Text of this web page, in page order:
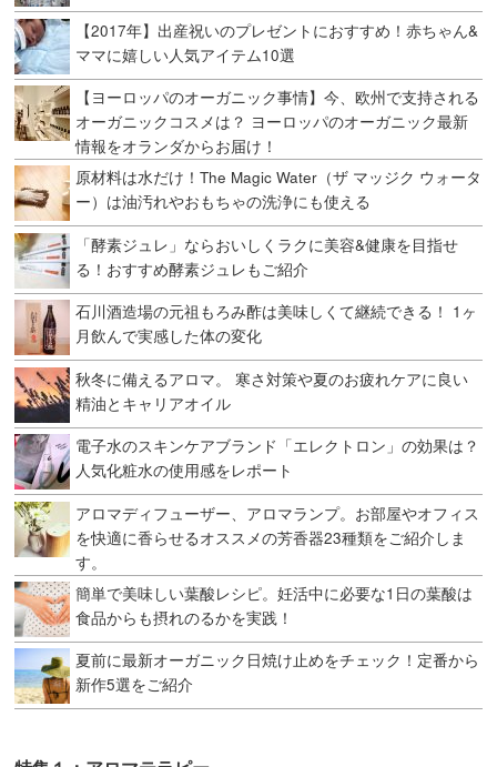
【2017年】出産祝いのプレゼントにおすすめ！赤ちゃん&
ママに嬉しい人気アイテム10選
【ヨーロッパのオーガニック事情】今、欧州で支持される
オーガニックコスメは？ ヨーロッパのオーガニック最新
情報をオランダからお届け！
原材料は水だけ！The Magic Water（ザ マッジク ウォータ
ー）は油汚れやおもちゃの洗浄にも使える
「酵素ジュレ」ならおいしくラクに美容&健康を目指せ
る！おすすめ酵素ジュレもご紹介
石川酒造場の元祖もろみ酢は美味しくて継続できる！ 1ヶ
月飲んで実感した体の変化
秋冬に備えるアロマ。 寒さ対策や夏のお疲れケアに良い
精油とキャリアオイル
電子水のスキンケアブランド「エレクトロン」の効果は？
人気化粧水の使用感をレポート
アロマディフューザー、アロマランプ。お部屋やオフィス
を快適に香らせるオススメの芳香器23種類をご紹介しま
す。
簡単で美味しい葉酸レシピ。妊活中に必要な1日の葉酸は
食品からも摂れのるかを実践！
夏前に最新オーガニック日焼け止めをチェック！定番から
新作5選をご紹介